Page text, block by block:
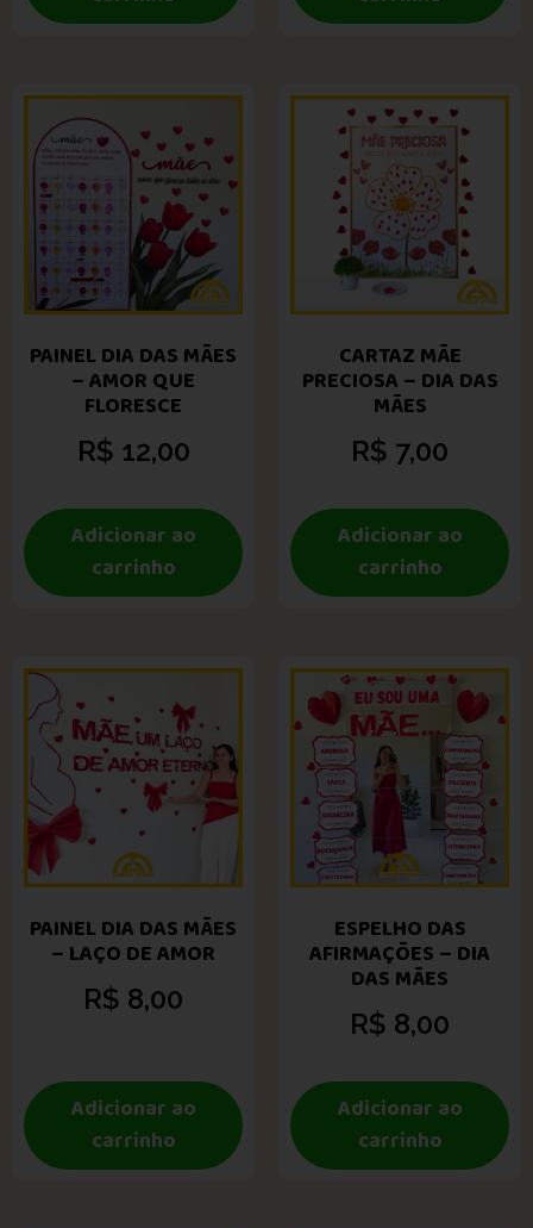
PAINEL DIA DAS MÃES
– AMOR QUE
FLORESCE
R$ 12,00
Adicionar ao
carrinho
CARTAZ MÃE
PRECIOSA – DIA DAS
MÃES
R$ 7,00
Adicionar ao
carrinho
PAINEL DIA DAS MÃES
– LAÇO DE AMOR
R$ 8,00
Adicionar ao
carrinho
ESPELHO DAS
AFIRMAÇÕES – DIA
DAS MÃES
R$ 8,00
Adicionar ao
carrinho